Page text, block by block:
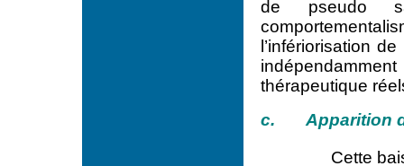
de pseudo
l’infériorisation
thérapeutique
c. Apparition
Cette